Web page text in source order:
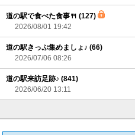
道の駅で食べた食事🍴 (127)
2026/08/01 19:42
道の駅きっぷ集めましょ♪ (66)
2026/07/06 08:26
道の駅来訪足跡♪ (841)
2026/06/20 13:11